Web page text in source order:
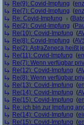
Re(9): Covid-Impfung (
Re(7): Covid-Impfung (
Re: Covid-Impfung
(
Re(2): Covid-Impfung (
Re(10): Covid-Impfung (
Re(8): Covid-Impfung (
Re(2): AstraZeneca heißt
Re(11): Covid-Impfung (
Re(7): Wenn verfügbar
Re(12): Covid-Impfung (
Re(8): Wenn verfügbar
Re(13): Covid-Impfung (
Re(14): Covid-Impfung (
Re(15): Covid-Impfung (
Re: ich bin zur Impfung
Re(14): Covid-Impfung (
Re(15): Covid-Impfung (